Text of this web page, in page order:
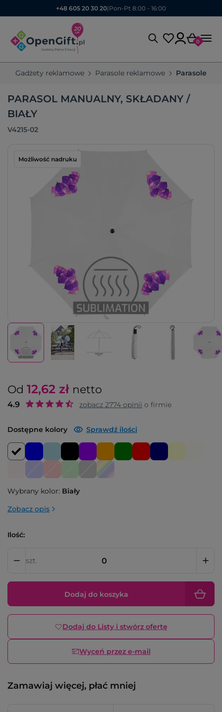
+48 605 20 30 20| Pon-Pt 8:00 - 16:00
0
Gadżety reklamowe Parasole reklamowe Parasole
PARASOL MANUALNY, SKŁADANY /
BIAŁY
V4215-02
Możliwość nadruku
Od 12,62 zł netto
4.9 zobacz 2774 opinii o firmie
Dostępne kolory Sprawdź ilości
Wybrany kolor: Biały
Zobacz opis
Ilość:
szt.
Dodaj do koszyka
Dodaj do Listy i stwórz ofertę
Wyceń przez e-mail
Zamawiaj więcej, płać mniej